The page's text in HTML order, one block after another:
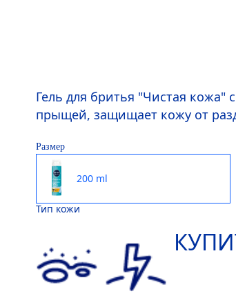
Гель для бритья "Чистая кожа"
прыщей, защищает кожу от
Размер
200 ml
Тип кожи